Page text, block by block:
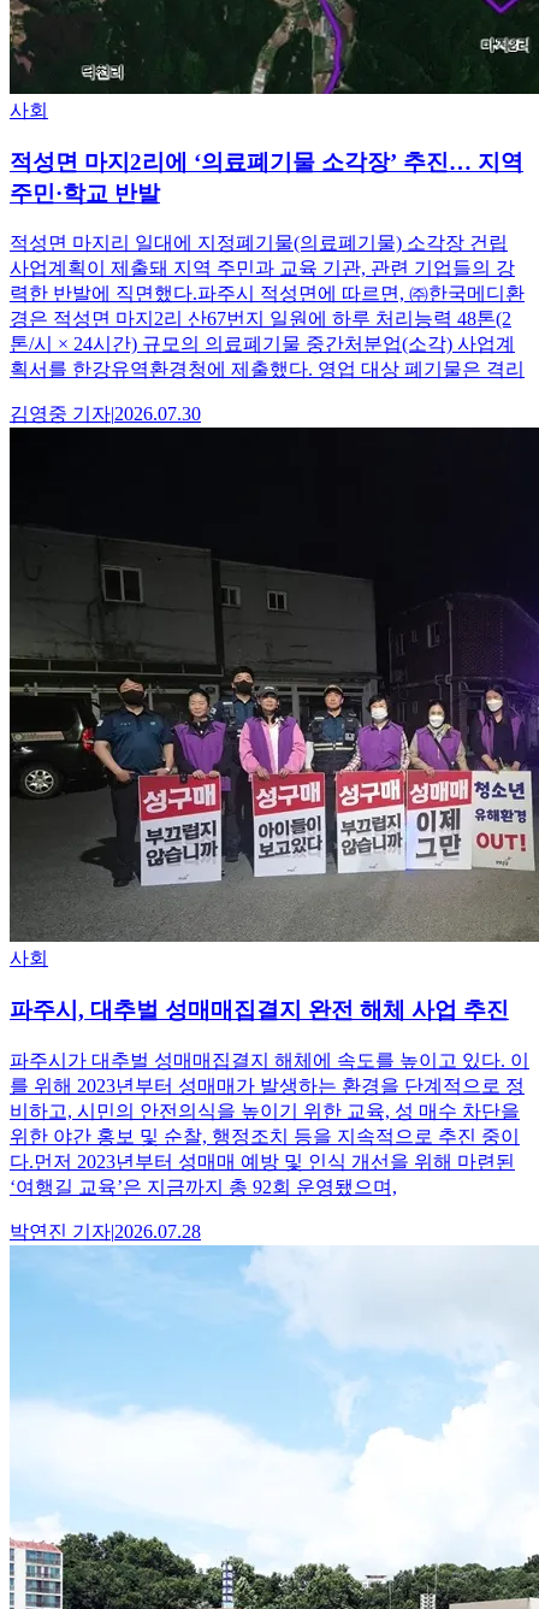
사회
적성면 마지2리에 ‘의료폐기물 소각장’ 추진… 지역
주민·학교 반발
적성면 마지리 일대에 지정폐기물(의료폐기물) 소각장 건립
사업계획이 제출돼 지역 주민과 교육 기관, 관련 기업들의 강
력한 반발에 직면했다.파주시 적성면에 따르면, ㈜한국메디환
경은 적성면 마지2리 산67번지 일원에 하루 처리능력 48톤(2
톤/시 × 24시간) 규모의 의료폐기물 중간처분업(소각) 사업계
획서를 한강유역환경청에 제출했다. 영업 대상 폐기물은 격리
김영중 기자|2026.07.30
사회
파주시, 대추벌 성매매집결지 완전 해체 사업 추진
파주시가 대추벌 성매매집결지 해체에 속도를 높이고 있다. 이
를 위해 2023년부터 성매매가 발생하는 환경을 단계적으로 정
비하고, 시민의 안전의식을 높이기 위한 교육, 성 매수 차단을
위한 야간 홍보 및 순찰, 행정조치 등을 지속적으로 추진 중이
다.먼저 2023년부터 성매매 예방 및 인식 개선을 위해 마련된
‘여행길 교육’은 지금까지 총 92회 운영됐으며,
박연진 기자|2026.07.28